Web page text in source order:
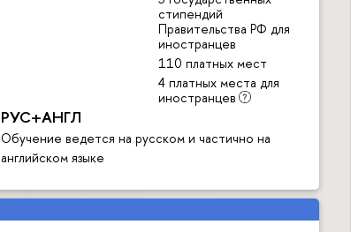
стипендий
Правительства РФ для
иностранцев
110 платных мест
4 платных места для
иностранцев
РУС+АНГЛ
Обучение ведется на русском и частично на
английском языке